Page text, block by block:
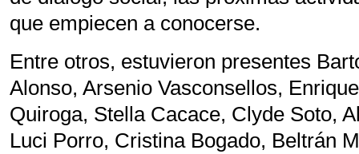
que empiecen a conocerse.
Entre otros, estuvieron presentes
Alonso, Arsenio Vasconsellos,
Quiroga, Stella Cacace, Clyde Soto,
Luci Porro, Cristina Bogado, Beltrán